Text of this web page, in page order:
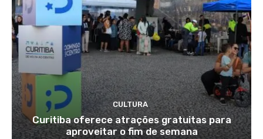
CULTURA
Curitiba oferece atrações gratuitas para
aproveitar o fim de semana